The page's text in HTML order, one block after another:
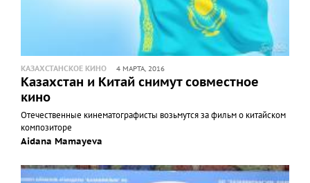
КАЗАХСТАНСКОЕ КИНО 4 МАРТА, 2016
Казахстан и Китай снимут совместное
кино
Отечественные кинематографисты возьмутся за фильм о китайском
композиторе
Aidana Mamayeva